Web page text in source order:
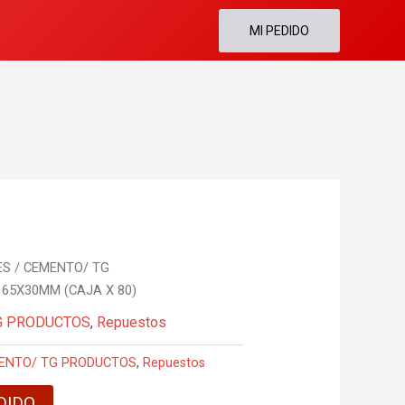
MI PEDIDO
/ CEMENTO/ TG
(CAJA X 80)
PRODUCTOS, Repuestos
TG PRODUCTOS, Repuestos